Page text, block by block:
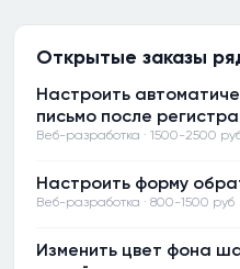
Открытые заказы
Настроить
письмо после
Веб-разработка · 1500-2500
Настроить форму
Веб-разработка · 800-1500 руб
Изменить цвет фона